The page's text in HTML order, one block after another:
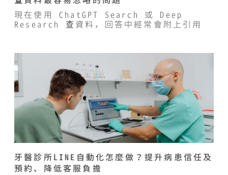
現在使用 ChatGPT Search 或 Deep
Research 查資料，回答中經常會附上引用
牙醫診所LINE自動化怎麼做？提升病患信任及
預約、降低客服負擔